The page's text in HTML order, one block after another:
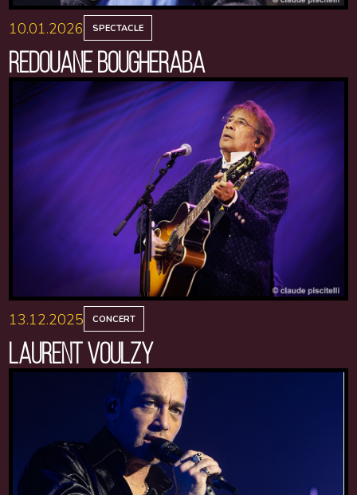
10.01.2026 SPECTACLE
REDOUANE BOUGHERABA
13.12.2025 CONCERT
LAURENT VOULZY